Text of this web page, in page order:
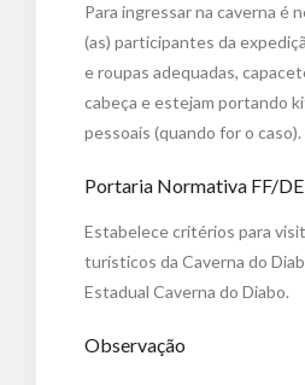
Para ingressar na caverna é
(as) participantes da
e roupas adequadas,
cabeça e estejam portando
pessoais (quando for o caso).
Portaria Normativa FF/
Estabelece critérios para
turísticos da Caverna do
Estadual Caverna do Diabo.
Observação